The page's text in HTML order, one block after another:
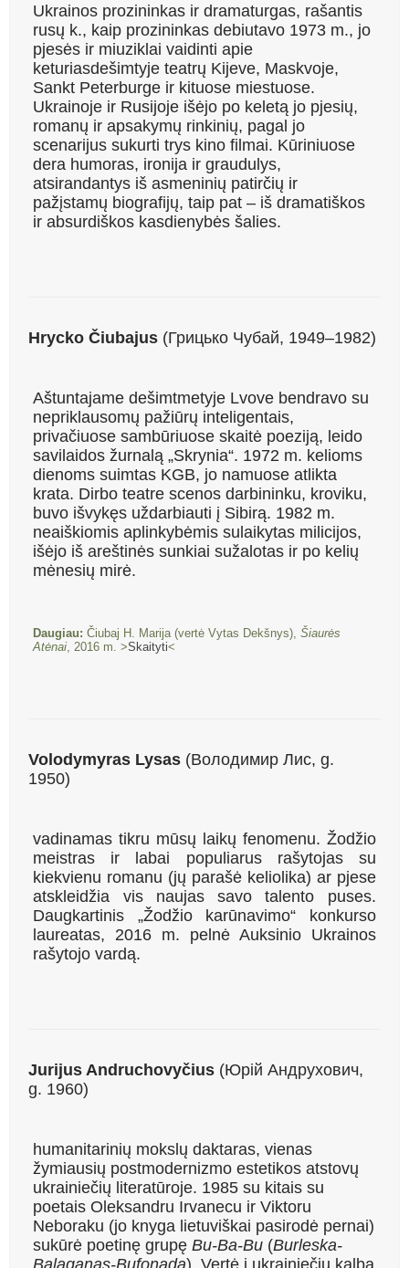
Ukrainos prozininkas ir dramaturgas, rašantis
rusų k., kaip prozininkas debiutavo 1973 m., jo
pjesės ir miuziklai vaidinti apie
keturiasdešimtyje teatrų Kijeve, Maskvoje,
Sankt Peterburge ir kituose miestuose.
Ukrainoje ir Rusijoje išėjo po keletą jo pjesių,
romanų ir apsakymų rinkinių, pagal jo
scenarijus sukurti trys kino filmai. Kūriniuose
dera humoras, ironija ir graudulys,
atsirandantys iš asmeninių patirčių ir
pažįstamų biografijų, taip pat – iš dramatiškos
ir absurdiškos kasdienybės šalies.
Hrycko Čiubajus (Грицько Чубай, 1949–1982)
Aštuntajame dešimtmetyje Lvove bendravo su
nepriklausomų pažiūrų inteligentais,
privačiuose sambūriuose skaitė poeziją, leido
savilaidos žurnalą „Skrynia“. 1972 m. kelioms
dienoms suimtas KGB, jo namuose atlikta
krata. Dirbo teatre scenos darbininku, kroviku,
buvo išvykęs uždarbiauti į Sibirą. 1982 m.
neaiškiomis aplinkybėmis sulaikytas milicijos,
išėjo iš areštinės sunkiai sužalotas ir po kelių
mėnesių mirė.
Daugiau:Čiubaj H. Marija (vertė Vytas Dekšnys),Šiaurės
Atėnai , 2016 m. >Skaityti<
Volodymyras Lysas (Володимир Лис, g.
1950)
vadinamas tikru mūsų laikų fenomenu. Žodžio
meistras ir labai populiarus rašytojas su
kiekvienu romanu (jų parašė keliolika) ar pjese
atskleidžia vis naujas savo talento puses.
Daugkartinis „Žodžio karūnavimo“ konkurso
laureatas, 2016 m. pelnė Auksinio Ukrainos
rašytojo vardą.
Jurijus Andruchovyčius (Юрій Андрухович,
g. 1960)
humanitarinių mokslų daktaras, vienas
žymiausių postmodernizmo estetikos atstovų
ukrainiečių literatūroje. 1985 su kitais su
poetais Oleksandru Irvanecu ir Viktoru
Neboraku (jo knyga lietuviškai pasirodė pernai)
sukūrė poetinę grupęBu‑Ba‑Bu (Burleska-
Balaganas-Bufonada). Vertė į ukrainiečių kalbą